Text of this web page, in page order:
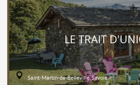
LE TRAIT
Saint-Martin-de-Belleville, Savoie